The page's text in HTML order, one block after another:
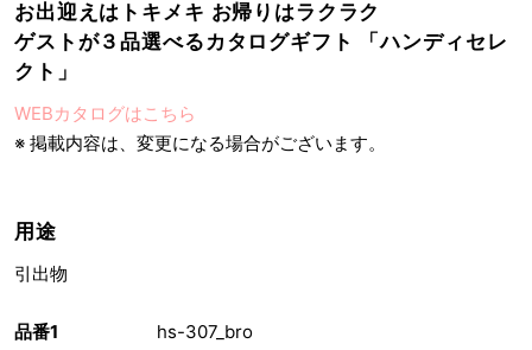
品番1
hs-307_bro
お出迎えはトキメキ お帰りはラクラク
ゲストが３品選べるカタログギフト 「ハンディセレ
クト」
WEBカタログはこちら
※ 掲載内容は、変更になる場合がございます。
用途
引出物